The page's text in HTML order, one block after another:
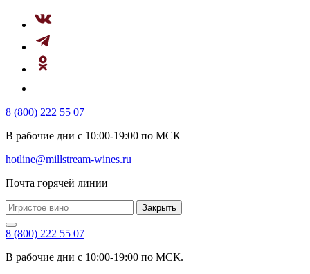
8 (800) 222 55 07
В рабочие дни с 10:00-19:00 по МСК
hotline@millstream-wines.ru
Почта горячей линии
Закрыть
8 (800) 222 55 07
В рабочие дни с 10:00-19:00 по МСК.